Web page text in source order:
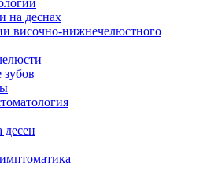
на деснах
височно-нижнечелюстного
зубов
десен